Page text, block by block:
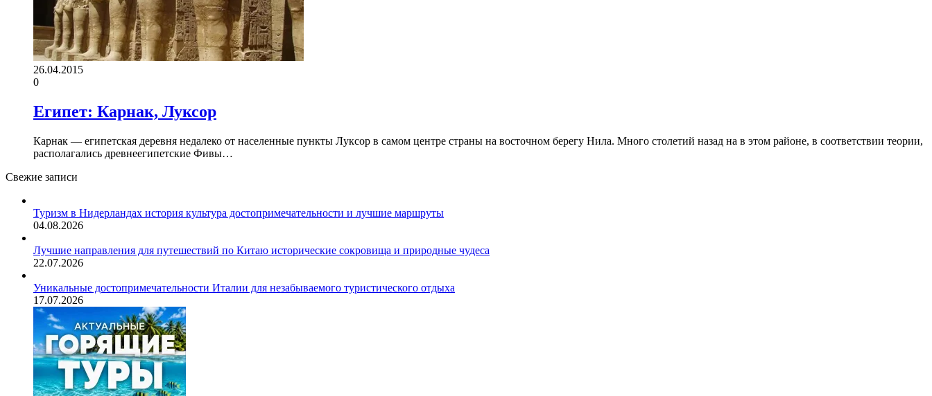
26.04.2015
0
Египет: Карнак, Луксор
Карнак — египетская деревня недалеко от населенные пункты Луксор в самом центре страны на восточном берегу Нила. Много столетий назад на в этом районе, в соответствии теории,
располагались древнеегипетские Фивы…
Свежие записи
Туризм в Нидерландах история культура достопримечательности и лучшие маршруты
04.08.2026
Лучшие направления для путешествий по Китаю исторические сокровища и природные чудеса
22.07.2026
Уникальные достопримечательности Италии для незабываемого туристического отдыха
17.07.2026